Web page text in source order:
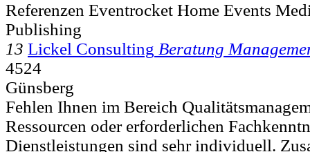
Referenzen Eventrocket Home Events
Publishing
13 Lickel Consulting Beratung
4524
Günsberg
Fehlen Ihnen im Bereich
Ressourcen oder erforderlichen
Dienstleistungen sind sehr individuell.